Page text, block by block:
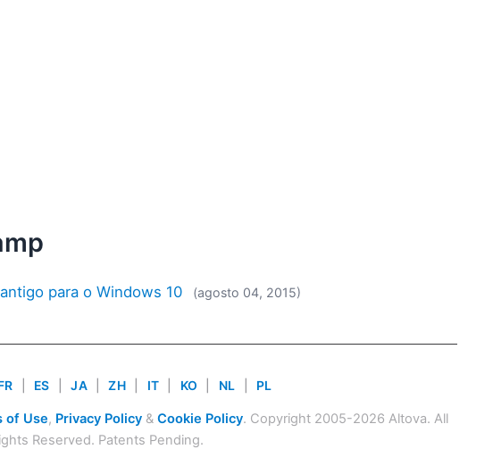
para o Windows 10 (agosto 04, 2015)
ES JA ZH IT KO NL PL
of Use, Privacy Policy& Cookie Policy. Copyright 2005-2026 Altova. All
Reserved. Patents Pending.